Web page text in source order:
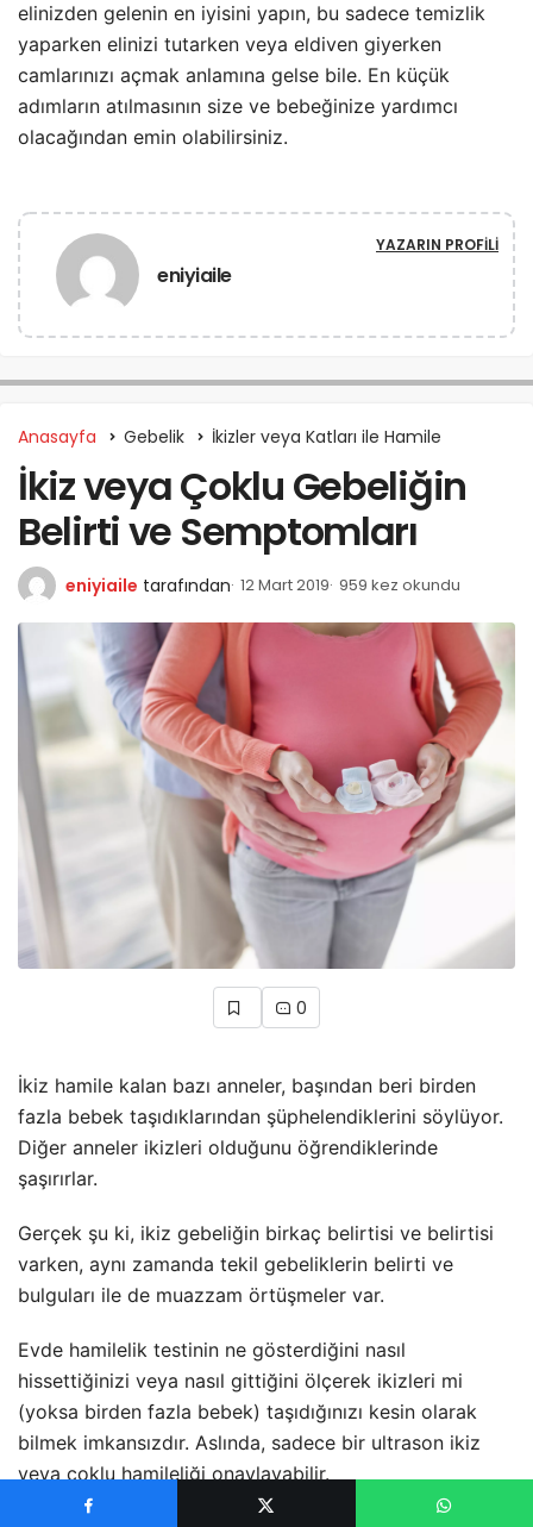
elinizden gelenin en iyisini yapın, bu sadece temizlik
yaparken elinizi tutarken veya eldiven giyerken
camlarınızı açmak anlamına gelse bile. En küçük
adımların atılmasının size ve bebeğinize yardımcı
olacağından emin olabilirsiniz.
eniyiaile
YAZARIN PROFILI
Anasayfa Gebelik İkizler veya Katları ile Hamile
İkiz veya Çoklu Gebeliğin
Belirti ve Semptomları
eniyiaile tarafından 12 Mart 2019 959 kez okundu
0
İkiz hamile kalan bazı anneler, başından beri birden
fazla bebek taşıdıklarından şüphelendiklerini söylüyor.
Diğer anneler ikizleri olduğunu öğrendiklerinde
şaşırırlar.
Gerçek şu ki, ikiz gebeliğin birkaç belirtisi ve belirtisi
varken, aynı zamanda tekil gebeliklerin belirti ve
bulguları ile de muazzam örtüşmeler var.
Evde hamilelik testinin ne gösterdiğini nasıl
hissettiğinizi veya nasıl gittiğini ölçerek ikizleri mi
(yoksa birden fazla bebek) taşıdığınızı kesin olarak
bilmek imkansızdır. Aslında, sadece bir ultrason ikiz
veya çoklu hamileliği onaylayabilir.